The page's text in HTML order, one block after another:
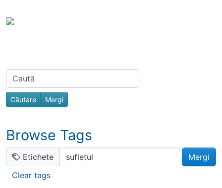
Related content
Find
Browse Tags
Etichete
Clear tags